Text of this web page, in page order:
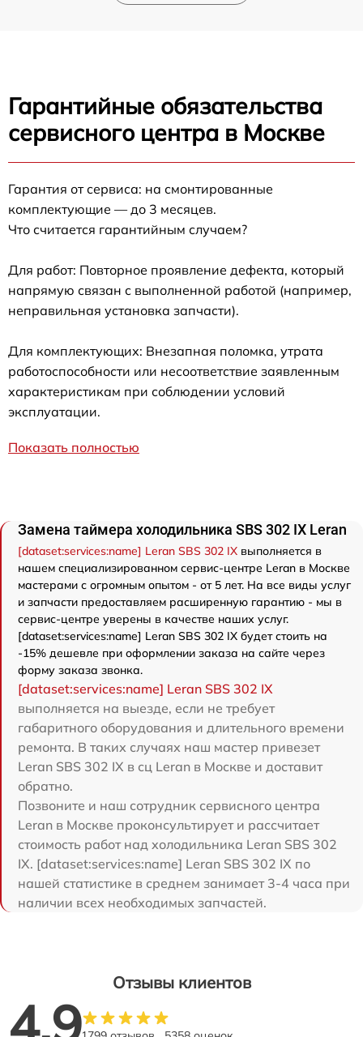
Гарантийные обязательства
сервисного центра в Москве
Гарантия от сервиса: на смонтированные
комплектующие — до 3 месяцев.
Что считается гарантийным случаем?
Для работ: Повторное проявление дефекта, который
напрямую связан с выполненной работой (например,
неправильная установка запчасти).
Для комплектующих: Внезапная поломка, утрата
работоспособности или несоответствие заявленным
характеристикам при соблюдении условий
эксплуатации.
Показать полностью
Замена таймера холодильника SBS 302 IX Leran
[dataset:services:name] Leran SBS 302 IX выполняется в
нашем специализированном сервис-центре Leran в Москве
мастерами с огромным опытом - от 5 лет. На все виды услуг
и запчасти предоставляем расширенную гарантию - мы в
сервис-центре уверены в качестве наших услуг.
[dataset:services:name] Leran SBS 302 IX будет стоить на
-15% дешевле при оформлении заказа на сайте через
форму заказа звонка.
[dataset:services:name] Leran SBS 302 IX
выполняется на выезде, если не требует
габаритного оборудования и длительного времени
ремонта. В таких случаях наш мастер привезет
Leran SBS 302 IX в сц Leran в Москве и доставит
обратно.
Позвоните и наш сотрудник сервисного центра
Leran в Москве проконсультирует и рассчитает
стоимость работ над холодильника Leran SBS 302
IX. [dataset:services:name] Leran SBS 302 IX по
нашей статистике в среднем занимает 3-4 часа при
наличии всех необходимых запчастей.
Отзывы клиентов
4.9